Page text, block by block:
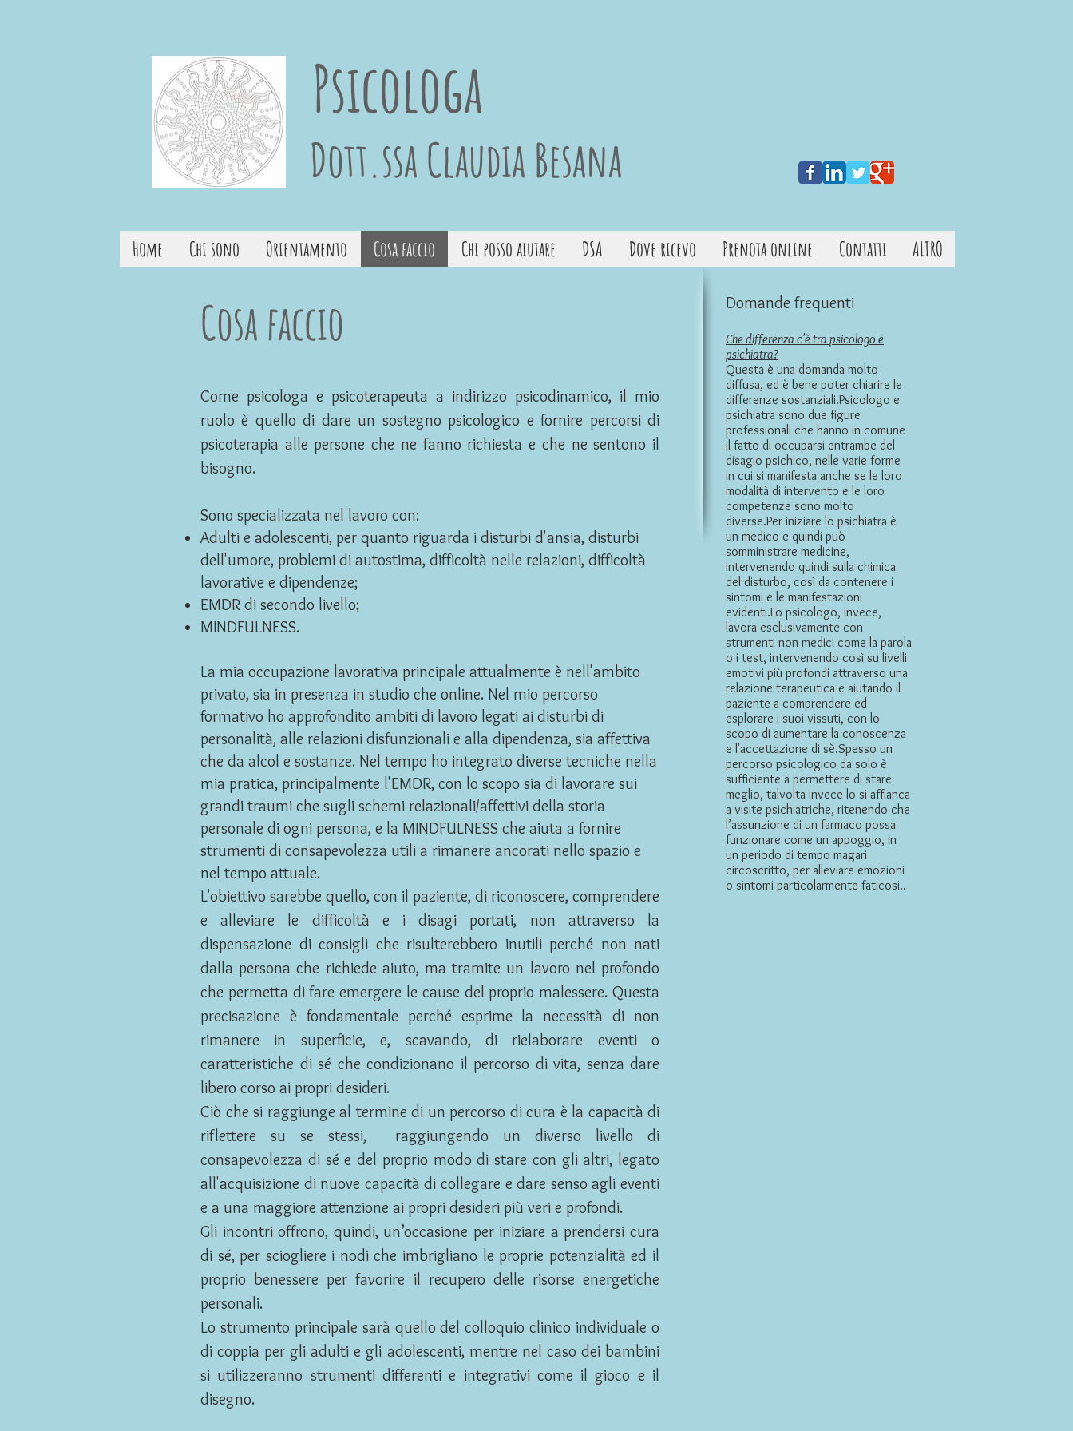
Psicologa
Dott.ssa Claudia Besana
Home Chi sono Orientamento Cosa faccio Chi posso aiutare DSA Dove ricevo Prenota online Contatti ALTRO
Come psicologa e psicoterapeuta a indirizzo psicodinamico, il mio
ruolo è quello di dare un sostegno psicologico e fornire percorsi di
psicoterapia alle persone che ne fanno richiesta e che ne sentono il
bisogno.
Sono specializzata nel lavoro con:
Adulti e adolescenti, per quanto riguarda i disturbi d'ansia, disturbi
dell'umore, problemi di autostima, difficoltà nelle relazioni, difficoltà
lavorative e dipendenze;
EMDR di secondo livello;
MINDFULNESS.
La mia occupazione lavorativa principale attualmente è nell'ambito
privato, sia in presenza in studio che online. Nel mio percorso
formativo ho approfondito ambiti di lavoro legati ai disturbi di
personalità, alle relazioni disfunzionali e alla dipendenza, sia affettiva
che da alcol e sostanze. Nel tempo ho integrato diverse tecniche nella
mia pratica, principalmente l'EMDR, con lo scopo sia di lavorare sui
grandi traumi che sugli schemi relazionali/affettivi della storia
personale di ogni persona, e la MINDFULNESS che aiuta a fornire
strumenti di consapevolezza utili a rimanere ancorati nello spazio e
nel tempo attuale.
L'obiettivo sarebbe quello, con il paziente, di riconoscere, comprendere
e alleviare le difficoltà e i disagi portati, non attraverso la
dispensazione di consigli che risulterebbero inutili perché non nati
dalla persona che richiede aiuto, ma tramite un lavoro nel profondo
che permetta di fare emergere le cause del proprio malessere. Questa
precisazione è fondamentale perché esprime la necessità di non
rimanere in superficie, e, scavando, di rielaborare eventi o
caratteristiche di sé che condizionano il percorso di vita, senza dare
libero corso ai propri desideri.
Ciò che si raggiunge al termine di un percorso di cura è la capacità di
riflettere su se stessi, raggiungendo un diverso livello di
consapevolezza di sé e del proprio modo di stare con gli altri, legato
all'acquisizione di nuove capacità di collegare e dare senso agli eventi
e a una maggiore attenzione ai propri desideri più veri e profondi.
Gli incontri offrono, quindi, un’occasione per iniziare a prendersi cura
di sé, per sciogliere i nodi che imbrigliano le proprie potenzialità ed il
proprio benessere per favorire il recupero delle risorse energetiche
personali.
Lo strumento principale sarà quello del colloquio clinico individuale o
di coppia per gli adulti e gli adolescenti, mentre nel caso dei bambini
si utilizzeranno strumenti differenti e integrativi come il gioco e il
disegno.
Cosa faccio Domande frequenti
Che differenza c'è tra psicologo e
psichiatra?
Questa è una domanda molto
diffusa, ed è bene poter chiarire le
differenze sostanziali.Psicologo e
psichiatra sono due figure
professionali che hanno in comune
il fatto di occuparsi entrambe del
disagio psichico, nelle varie forme
in cui si manifesta anche se le loro
modalità di intervento e le loro
competenze sono molto
diverse.Per iniziare lo psichiatra è
un medico e quindi può
somministrare medicine,
intervenendo quindi sulla chimica
del disturbo, così da contenere i
sintomi e le manifestazioni
evidenti.Lo psicologo, invece,
lavora esclusivamente con
strumenti non medici come la parola
o i test, intervenendo così su livelli
emotivi più profondi attraverso una
relazione terapeutica e aiutando il
paziente a comprendere ed
esplorare i suoi vissuti, con lo
scopo di aumentare la conoscenza
e l'accettazione di sè.Spesso un
percorso psicologico da solo è
sufficiente a permettere di stare
meglio, talvolta invece lo si affianca
a visite psichiatriche, ritenendo che
l’assunzione di un farmaco possa
funzionare come un appoggio, in
un periodo di tempo magari
circoscritto, per alleviare emozioni
o sintomi particolarmente faticosi..